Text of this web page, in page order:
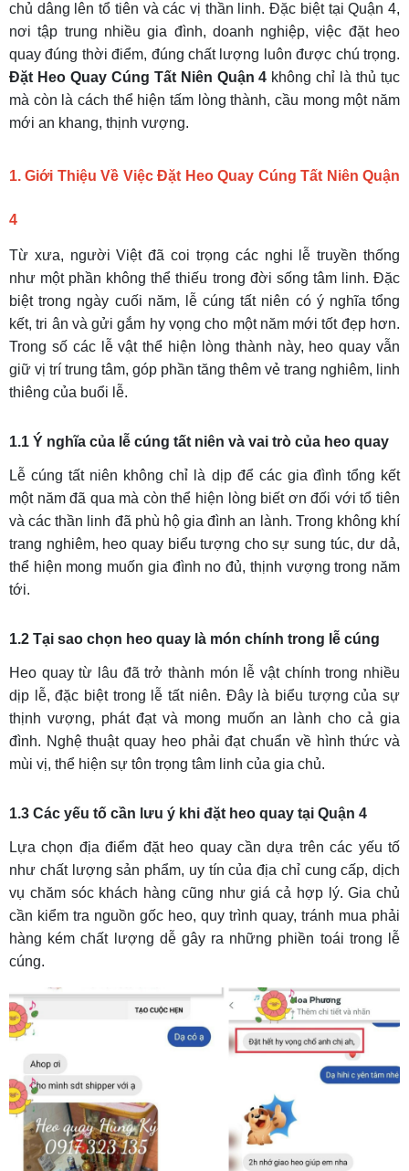
chủ dâng lên tổ tiên và các vị thần linh. Đặc biệt tại Quận 4,
nơi tập trung nhiều gia đình, doanh nghiệp, việc đặt heo
quay đúng thời điểm, đúng chất lượng luôn được chú trọng.
Đặt Heo Quay Cúng Tất Niên Quận 4 không chỉ là thủ tục
mà còn là cách thể hiện tấm lòng thành, cầu mong một năm
mới an khang, thịnh vượng.
1. Giới Thiệu Về ViệcĐặt Heo Quay Cúng Tất Niên Quận
4
Từ xưa, người Việt đã coi trọng các nghi lễ truyền thống
như một phần không thể thiếu trong đời sống tâm linh. Đặc
biệt trong ngày cuối năm, lễ cúng tất niên có ý nghĩa tổng
kết, tri ân và gửi gắm hy vọng cho một năm mới tốt đẹp hơn.
Trong số các lễ vật thể hiện lòng thành này, heo quay vẫn
giữ vị trí trung tâm, góp phần tăng thêm vẻ trang nghiêm, linh
thiêng của buổi lễ.
1.1 Ý nghĩa của lễ cúng tất niên và vai trò của heo quay
Lễ cúng tất niên không chỉ là dịp để các gia đình tổng kết
một năm đã qua mà còn thể hiện lòng biết ơn đối với tổ tiên
và các thần linh đã phù hộ gia đình an lành. Trong không khí
trang nghiêm, heo quay biểu tượng cho sự sung túc, dư dả,
thể hiện mong muốn gia đình no đủ, thịnh vượng trong năm
tới.
1.2 Tại sao chọn heo quay là món chính trong lễ cúng
Heo quay từ lâu đã trở thành món lễ vật chính trong nhiều
dịp lễ, đặc biệt trong lễ tất niên. Đây là biểu tượng của sự
thịnh vượng, phát đạt và mong muốn an lành cho cả gia
đình. Nghệ thuật quay heo phải đạt chuẩn về hình thức và
mùi vị, thể hiện sự tôn trọng tâm linh của gia chủ.
1.3 Các yếu tố cần lưu ý khi đặt heo quay tại Quận 4
Lựa chọn địa điểm đặt heo quay cần dựa trên các yếu tố
như chất lượng sản phẩm, uy tín của địa chỉ cung cấp, dịch
vụ chăm sóc khách hàng cũng như giá cả hợp lý. Gia chủ
cần kiểm tra nguồn gốc heo, quy trình quay, tránh mua phải
hàng kém chất lượng dễ gây ra những phiền toái trong lễ
cúng.